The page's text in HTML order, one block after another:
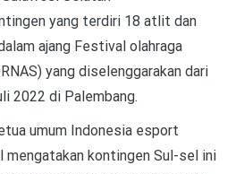
yang terdiri 18 atlit dan
ajang Festival olahraga
yang diselenggarakan dari
2022 di Palembang.
umum Indonesia esport
kontingen Sul-sel ini